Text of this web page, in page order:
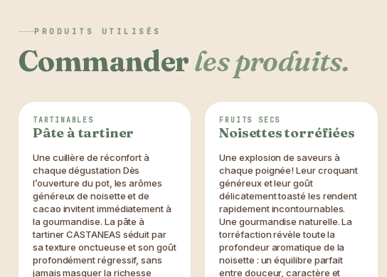
PRODUITS UTILISÉS
Commanderles produits.
BEST SELLER 😎
TARTINABLES
Pâte à tartiner
Une cuillère de réconfort à
chaque dégustation Dès
l’ouverture du pot, les arômes
généreux de noisette et de
cacao invitent immédiatement à
la gourmandise. La pâte à
tartiner CASTANEAS séduit par
sa texture onctueuse et son goût
profondément régressif, sans
jamais masquer la richesse
L'incontournable
FRUITS SECS
Noisettes torréfiées
Une explosion de saveurs à
chaque poignée! Leur croquant
généreux et leur goût
délicatement toasté les rendent
rapidement incontournables.
Une gourmandise naturelle. La
torréfaction révèle toute la
profondeur aromatique de la
noisette : un équilibre parfait
entre douceur, caractère et